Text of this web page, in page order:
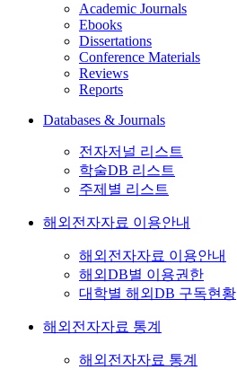
Academic Journals
Ebooks
Dissertations
Conference Materials
Reviews
Reports
Databases & Journals
전자저널 리스트
학술DB 리스트
주제별 리스트
해외전자자료 이용안내
해외전자자료 이용안내
해외DB별 이용권한
대학별 해외DB 구독현황
해외전자자료 통계
해외전자자료 통계